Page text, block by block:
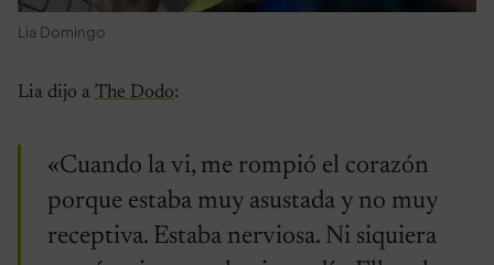
Lia Domingo
Lia dijo a The Dodo:
«Cuando la vi, me rompió el corazón
porque estaba muy asustada y no muy
receptiva. Estaba nerviosa. Ni siquiera